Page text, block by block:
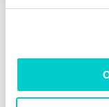
Preferirana
Hotel